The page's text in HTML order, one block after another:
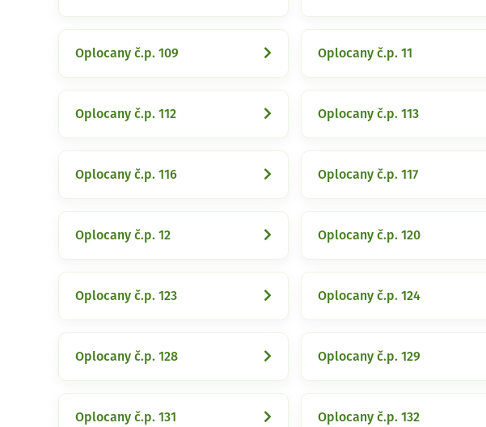
Oplocany č.p. 109 Oplocany č.p. 11
Oplocany č.p. 112 Oplocany č.p. 113
Oplocany č.p. 116 Oplocany č.p. 117
Oplocany č.p. 12 Oplocany č.p. 120
Oplocany č.p. 123 Oplocany č.p. 124
Oplocany č.p. 128 Oplocany č.p. 129
Oplocany č.p. 131 Oplocany č.p. 132